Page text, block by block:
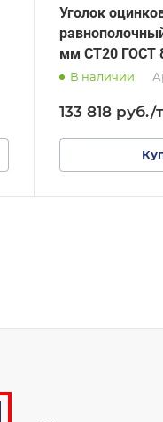
Уголок
мм СТ20 ГОСТ
В наличии
133 818 руб./